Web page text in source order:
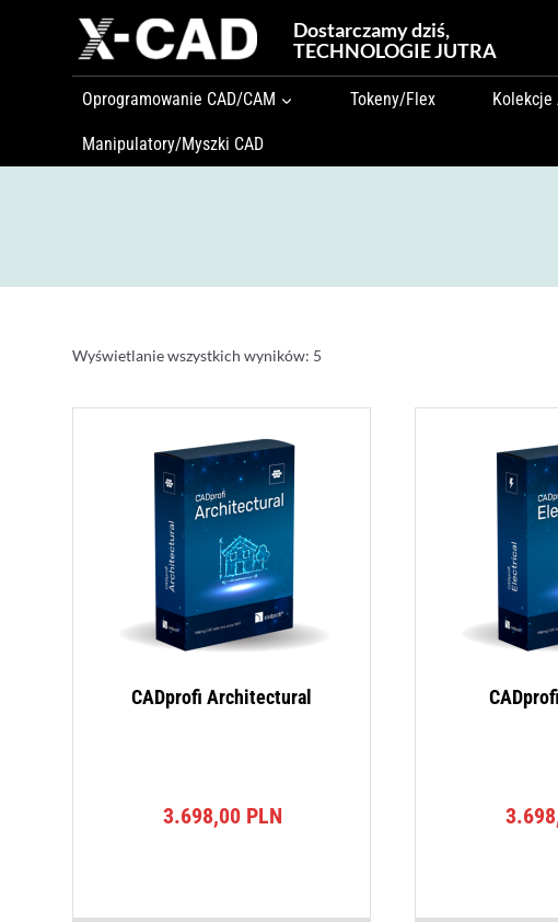
Dostarczamy dziś,
TECHNOLOGIE JUTRA
Oprogramowanie CAD/CAM Tokeny/Flex Kolekcje
Manipulatory/Myszki CAD
Wyświetlanie wszystkich wyników: 5
CADprofi Architectural
3.698,00 PLN